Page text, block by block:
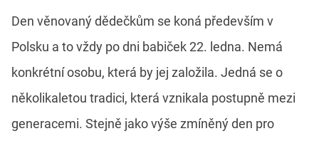
Den věnovaný dědečkům se koná především v
Polsku a to vždy po dni babiček 22. ledna. Nemá
konkrétní osobu, která by jej založila. Jedná se o
několikaletou tradici, která vznikala postupně mezi
generacemi. Stejně jako výše zmíněný den pro